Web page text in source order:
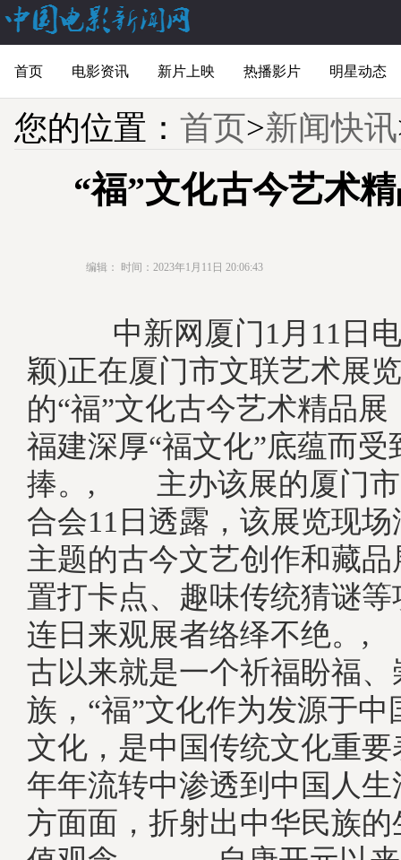
首页 电影资讯 新片上映 热播影片 明星动态
您的位置： 首页>新闻快讯
“福”文化古今艺术
编辑： 时间：2023年1月11日 20:06:43
中新网厦门1月11日电
颖)正在厦门市文联艺术展
的“福”文化古今艺术精品
福建深厚“福文化”底蕴而受
捧。, 主办该展的厦门市
合会11日透露，该展览现场
主题的古今文艺创作和藏
置打卡点、趣味传统猜谜
连日来观展者络绎不绝
古以来就是一个祈福盼福
族，“福”文化作为发源于
文化，是中国传统文化重
年年流转中渗透到中国人
方面面，折射出中华民族